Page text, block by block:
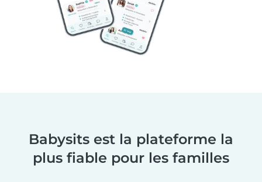
Babysits est la plateforme la
plus fiable pour les familles